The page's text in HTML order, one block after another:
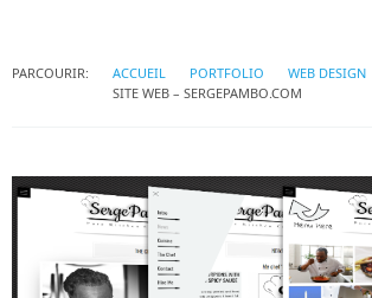
PARCOURIR: ACCUEIL PORTFOLIO
WEB DESIGN
SITE WEB – SERGEPAMBO.COM